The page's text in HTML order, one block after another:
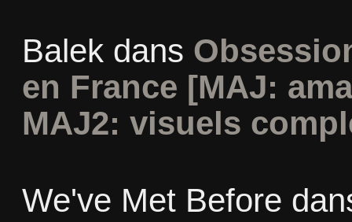
Balekdans
en France [MAJ:
MAJ2: visuels
We've Met Before